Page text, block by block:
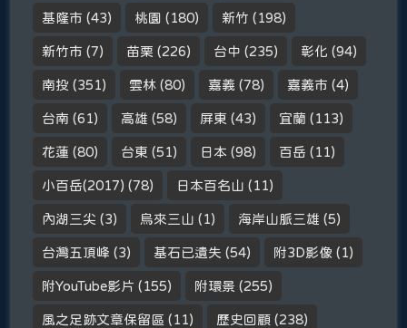
基隆市 (43) 桃園 (180) 新竹 (198)
新竹市 (7) 苗栗 (226) 台中 (235) 彰化 (94)
南投 (351) 雲林 (80) 嘉義 (78) 嘉義市 (4)
台南 (61) 高雄 (58) 屏東 (43) 宜蘭 (113)
花蓮 (80) 台東 (51) 日本 (98) 百岳 (11)
小百岳(2017) (78) 日本百名山 (11)
內湖三尖 (3) 烏來三山 (1) 海岸山脈三雄 (5)
台灣五頂峰 (3) 基石已遺失 (54) 附3D影像 (1)
附YouTube影片 (155) 附環景 (255)
風之足跡文章保留區 (11) 歷史回顧 (238)